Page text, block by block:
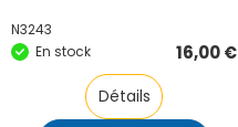
N3243
En stock
16,00€
Détails